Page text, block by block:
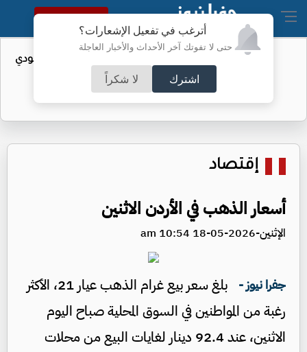
أترغب في تفعيل الإشعارات؟
حتى لا تفوتك آخر الأحداث والأخبار العاجلة
اشترك لا شكراً
النسخة الكاملة
واردات الولايات المتحدة من النفط السعودي
تهبط إلى الصفر
إقتصاد
أسعار الذهب في الأردن الاثنين
الإثنين-2026-05-18 10:54 am
جفرا نيوز -
بلغ سعر بيع غرام الذهب عيار 21، الأكثر
رغبة من المواطنين في السوق المحلية صباح اليوم
الاثنين، عند 92.4 دينار لغايات البيع من محلات